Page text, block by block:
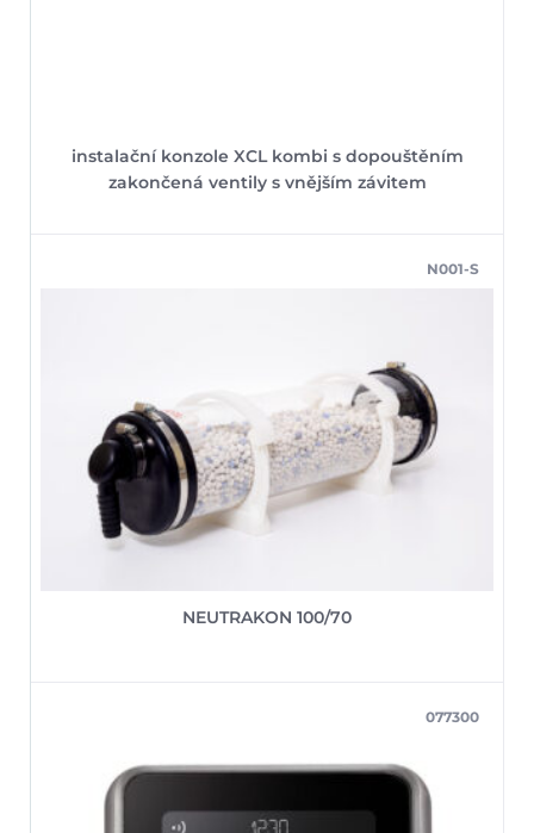
instalační konzole XCL kombi s dopouštěním
zakončená ventily s vnějším závitem
NEUTRAKON 100/70
N001-S
077300